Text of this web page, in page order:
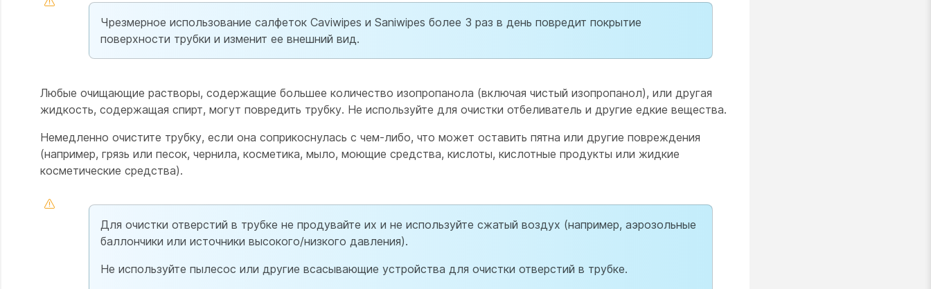
Чрезмерное использование салфеток Caviwipes и Saniwipes более 3 раз в день повредит покрытие
поверхности трубки и изменит ее внешний вид.
Любые очищающие растворы, содержащие большее количество изопропанола (включая чистый изопропанол), или другая
жидкость, содержащая спирт, могут повредить трубку. Не используйте для очистки отбеливатель и другие едкие вещества.
Немедленно очистите трубку, если она соприкоснулась с чем-либо, что может оставить пятна или другие повреждения
(например, грязь или песок, чернила, косметика, мыло, моющие средства, кислоты, кислотные продукты или жидкие
косметические средства).
Для очистки отверстий в трубке не продувайте их и не используйте сжатый воздух (например, аэрозольные
баллончики или источники высокого/низкого давления).
Не используйте пылесос или другие всасывающие устройства для очистки отверстий в трубке.